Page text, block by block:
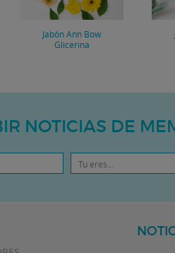
Jabón Ann Bow
Glicerina
NOTICIAS DE
Tu eres...